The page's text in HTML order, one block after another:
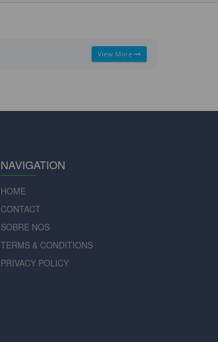
View More
NAVIGATION
HOME
CONTACT
SOBRE NOS
TERMS & CONDITIONS
PRIVACY POLICY